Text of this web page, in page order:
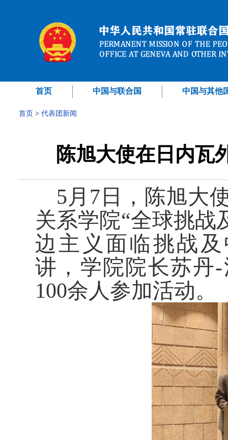
首页 中国与联合国 中国与其他
首页 > 代表团新闻
陈旭大使在日内瓦
5月7日，陈旭大
关系学院“全球挑战
边主义面临挑战
讲，学院院长苏丹
100余人参加活动。